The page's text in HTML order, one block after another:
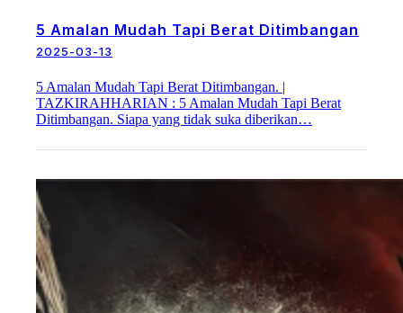
5 Amalan Mudah Tapi Berat Ditimbangan
2025-03-13
5 Amalan Mudah Tapi Berat Ditimbangan. |
TAZKIRAHHARIAN : 5 Amalan Mudah Tapi Berat
Ditimbangan. Siapa yang tidak suka diberikan…